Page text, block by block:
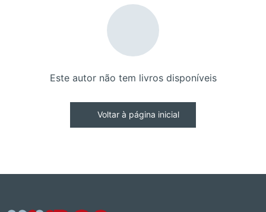
Este autor não tem livros disponíveis
Voltar à página inicial